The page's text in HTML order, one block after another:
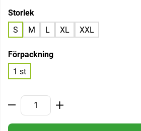
Storlek
S
M L XL XXL
Förpackning
1 st